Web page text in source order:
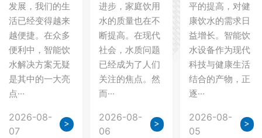
发展，我们的生
活已经变得越来
越便捷。在众多
便利中，智能饮
水解决方案无疑
是其中的一大亮
点···
2026-08-
07
>
进步，家庭饮用
水的质量也在不
断提高。在现代
社会，水质问题
已经成为了人们
关注的焦点。然
而···
2026-08-
06
>
平的提高，对健
康饮水的需求日
益增长。智能饮
水设备作为现代
科技与健康生活
结合的产物，正
逐···
2026-08-
05
>